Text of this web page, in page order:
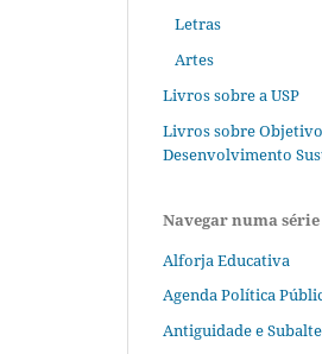
Letras
Artes
Livros sobre a USP
Livros sobre
Desenvolvimento
Navegar numa série
Alforja Educativa
Agenda Política
Antiguidade e